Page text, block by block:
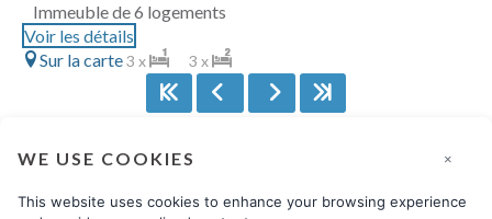
×
WE USE COOKIES
This website uses cookies to enhance your browsing experience
Immeuble de 6 logements
Voir les détails
Sur la carte3 x 3 x